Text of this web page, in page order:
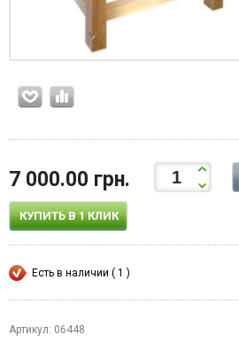
7 000.00 грн.
КУПИТЬ В 1 КЛИК
Есть в наличии ( 1 )
Артикул: 06448